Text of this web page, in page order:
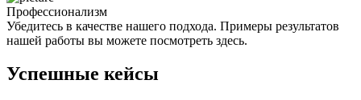
Профессионализм
Убедитесь в качестве нашего подхода. Примеры результатов
нашей работы вы можете посмотреть здесь.
Успешные кейсы